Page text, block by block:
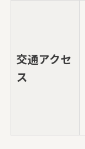
交通アクセ
ス